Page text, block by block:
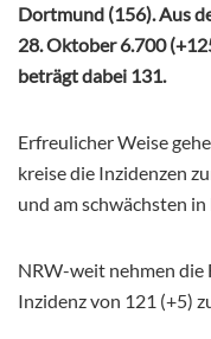
Dortmund (156). Aus
28. Oktober 6.700
beträgt dabei 131.
Erfreulicher Weise
kreise die Inzidenzen
und am schwächsten in
NRW-weit nehmen die
Inzidenz von 121 (+5)